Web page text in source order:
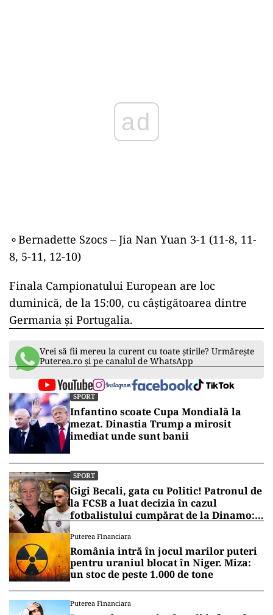
ad
⚬Bernadette Szocs – Jia Nan Yuan 3-1 (11-8, 11-
8, 5-11, 12-10)
Finala Campionatului European are loc
duminică, de la 15:00, cu câștigătoarea dintre
Germania și Portugalia.
Vrei să fii mereu la curent cu toate știrile? Urmărește
Puterea.ro și pe canalul de WhatsApp
SPORT
Infantino scoate Cupa Mondială la
mezat. Dinastia Trump a mirosit
imediat unde sunt banii
SPORT
Gigi Becali, gata cu Politic! Patronul de
la FCSB a luat decizia în cazul
fotbalistului cumpărat de la Dinamo:
Puterea Financiara
România intră în jocul marilor puteri
pentru uraniul blocat în Niger. Miza:
un stoc de peste 1.000 de tone
Puterea Financiara